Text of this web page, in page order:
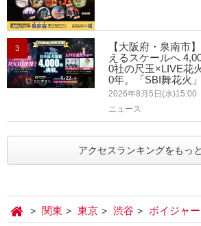
3
【大阪府・泉南市
えるスケールへ
0社の尺玉×LIVE花
0年。「SBI舞花火
2026年8月5日(水)15:00
ニュース
アクセスランキングをもっ
関東 東京 渋谷 ボイジャ